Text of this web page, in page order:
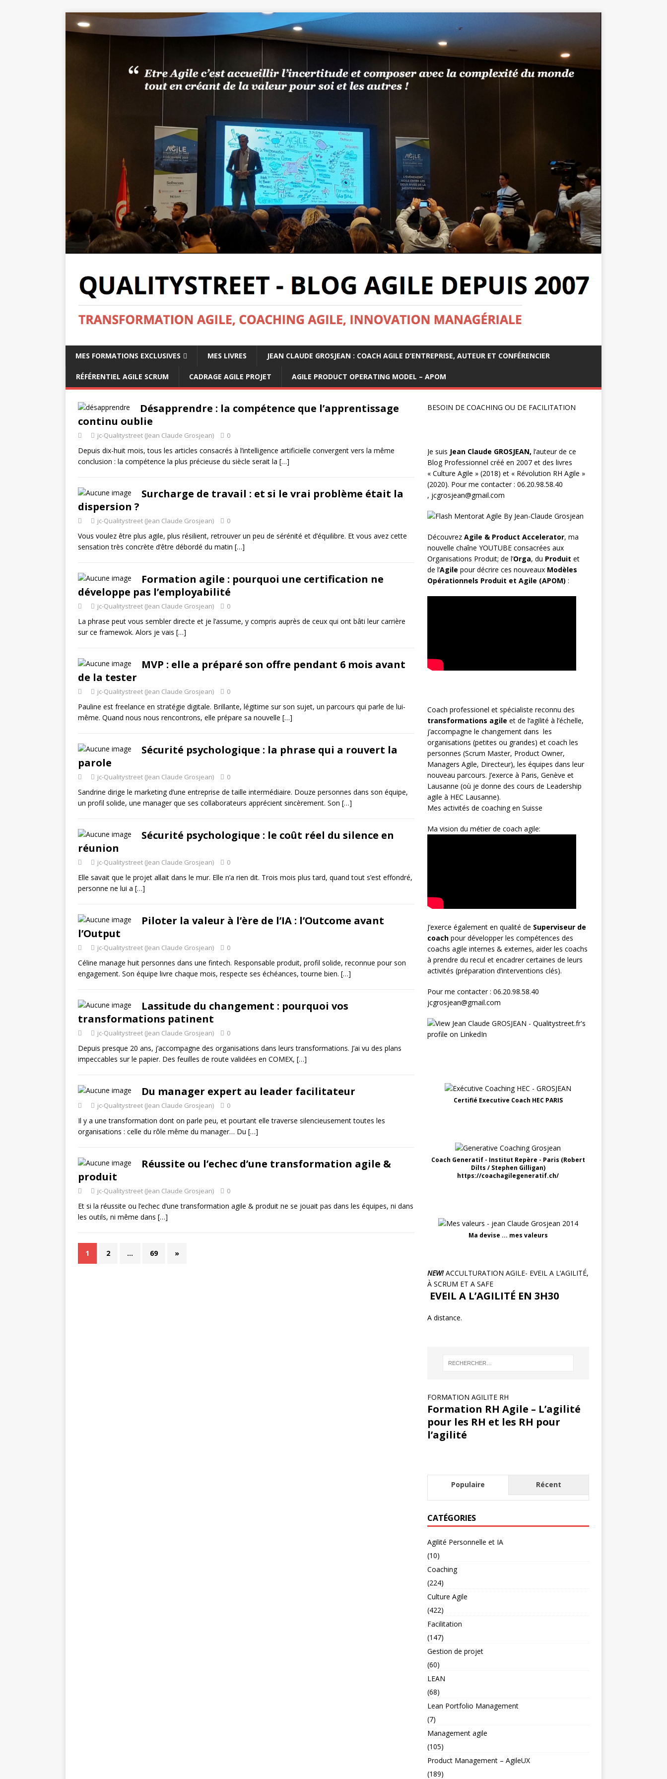
MES FORMATIONS EXCLUSIVES MES LIVRES JEAN CLAUDE GROSJEAN : COACH AGILE D’ENTREPRISE, AUTEUR ET CONFÉRENCIER
RÉFÉRENTIEL AGILE SCRUM CADRAGE AGILE PROJET AGILE PRODUCT OPERATING MODEL – APOM
Désapprendre : la compétence que l’apprentissage
continu oublie
jc-Qualitystreet (Jean Claude Grosjean) 0
Depuis dix-huit mois, tous les articles consacrés à l’intelligence artificielle convergent vers la même
conclusion : la compétence la plus précieuse du siècle serait la […]
Surcharge de travail : et si le vrai problème était la
dispersion ?
jc-Qualitystreet (Jean Claude Grosjean) 0
Vous voulez être plus agile, plus résilient, retrouver un peu de sérénité et d’équilibre. Et vous avez cette
sensation très concrète d’être débordé du matin […]
Formation agile : pourquoi une certification ne
développe pas l’employabilité
jc-Qualitystreet (Jean Claude Grosjean) 0
La phrase peut vous sembler directe et je l’assume, y compris auprès de ceux qui ont bâti leur carrière
sur ce framewok. Alors je vais […]
MVP : elle a préparé son offre pendant 6 mois avant
de la tester
jc-Qualitystreet (Jean Claude Grosjean) 0
Pauline est freelance en stratégie digitale. Brillante, légitime sur son sujet, un parcours qui parle de lui-
même. Quand nous nous rencontrons, elle prépare sa nouvelle […]
Sécurité psychologique : la phrase qui a rouvert la
parole
jc-Qualitystreet (Jean Claude Grosjean) 0
Sandrine dirige le marketing d’une entreprise de taille intermédiaire. Douze personnes dans son équipe,
un profil solide, une manager que ses collaborateurs apprécient sincèrement. Son […]
Sécurité psychologique : le coût réel du silence en
réunion
jc-Qualitystreet (Jean Claude Grosjean) 0
Elle savait que le projet allait dans le mur. Elle n’a rien dit. Trois mois plus tard, quand tout s’est effondré,
personne ne lui a […]
Piloter la valeur à l’ère de l’IA : l’Outcome avant
l’Output
jc-Qualitystreet (Jean Claude Grosjean) 0
Céline manage huit personnes dans une fintech. Responsable produit, profil solide, reconnue pour son
engagement. Son équipe livre chaque mois, respecte ses échéances, tourne bien. […]
Lassitude du changement : pourquoi vos
transformations patinent
jc-Qualitystreet (Jean Claude Grosjean) 0
Depuis presque 20 ans, j’accompagne des organisations dans leurs transformations. J’ai vu des plans
impeccables sur le papier. Des feuilles de route validées en COMEX, […]
Du manager expert au leader facilitateur
jc-Qualitystreet (Jean Claude Grosjean) 0
Il y a une transformation dont on parle peu, et pourtant elle traverse silencieusement toutes les
organisations : celle du rôle même du manager… Du […]
Réussite ou l’echec d’une transformation agile &
produit
jc-Qualitystreet (Jean Claude Grosjean) 0
Et si la réussite ou l’echec d’une transformation agile & produit ne se jouait pas dans les équipes, ni dans
les outils, ni même dans […]
1 2 … 69 »
BESOIN DE COACHING OU DE FACILITATION
Je suis Jean Claude GROSJEAN, l’auteur de ce
Blog Professionnel créé en 2007 et des livres
« Culture Agile » (2018) et « Révolution RH Agile »
(2020). Pour me contacter : 06.20.98.58.40
, jcgrosjean@gmail.com
Découvrez Agile & Product Accelerator, ma
nouvelle chaîne YOUTUBE consacrées aux
Organisations Produit; de l’Orga, du Produit et
de l’Agile pour décrire ces nouveaux Modèles
Opérationnels Produit et Agile (APOM) :
Coach professionel et spécialiste reconnu des
transformations agile et de l‘agilité à l’échelle,
j’accompagne le changement dans les
organisations (petites ou grandes) et coach les
personnes (Scrum Master, Product Owner,
Managers Agile, Directeur), les équipes dans leur
nouveau parcours. J’exerce à Paris, Genève et
Lausanne (où je donne des cours de Leadership
agile à HEC Lausanne).
Mes activités de coaching en Suisse
Ma vision du métier de coach agile:
J’exerce également en qualité de Superviseur de
coachpour développer les compétences des
coachs agile internes & externes, aider les coachs
à prendre du recul et encadrer certaines de leurs
activités (préparation d’interventions clés).
Pour me contacter : 06.20.98.58.40
jcgrosjean@gmail.com
Certifié Executive Coach HEC PARIS
Coach Generatif - Institut Repère - Paris (Robert
Dilts / Stephen Gilligan)
https://coachagilegeneratif.ch/
Ma devise ... mes valeurs
NEW!ACCULTURATION AGILE- EVEIL A L’AGILITÉ,
À SCRUM ET A SAFE
EVEIL A L’AGILITÉ EN 3H30
A distance.
FORMATION AGILITE RH
Formation RH Agile – L’agilité
pour les RH et les RH pour
l’agilité
Populaire Récent
CATÉGORIES
Agilité Personnelle et IA
(10)
Coaching
(224)
Culture Agile
(422)
Facilitation
(147)
Gestion de projet
(60)
LEAN
(68)
Lean Portfolio Management
(7)
Management agile
(105)
Product Management – AgileUX
(189)